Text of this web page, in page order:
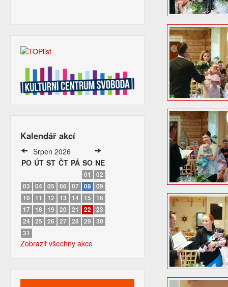
Kalendář akcí
Srpen 2026
PO ÚT ST ČT PÁ SO NE
01
02
03
04 05 06 07 08 09
10
11 12 13 14 15
16
17 18 19 20 21 22
23
24
25 26 27 28 29
30
31
Zobrazit všechny akce